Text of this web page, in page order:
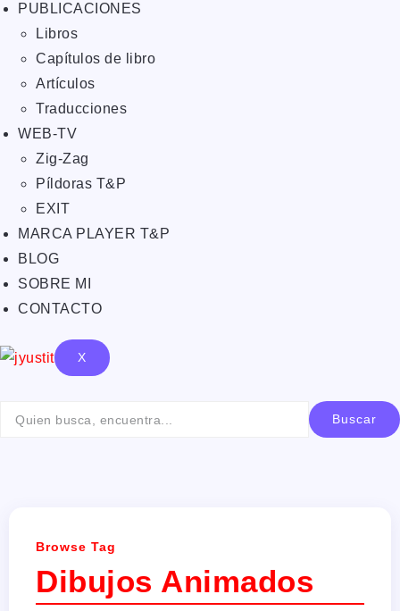
PUBLICACIONES
Libros
Capítulos de libro
Artículos
Traducciones
WEB-TV
Zig-Zag
Píldoras T&P
EXIT
MARCA PLAYER T&P
BLOG
SOBRE MI
CONTACTO
X
Buscar
Browse Tag
Dibujos Animados